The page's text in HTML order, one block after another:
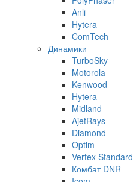
Anli
Hytera
ComTech
Динамики
TurboSky
Motorola
Kenwood
Hytera
Midland
AjetRays
Diamond
Optim
Vertex Standard
Комбат DNR